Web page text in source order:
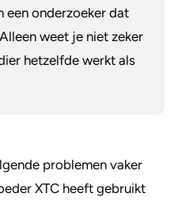
een onderzoeker dat
weet je niet zeker
hetzelfde werkt als
problemen vaker
XTC heeft gebruikt